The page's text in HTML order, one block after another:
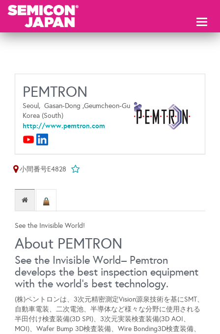
PEMTRON
Seoul, Gasan-Dong ,Geumcheon-Gu
Korea (South)
http://www.pemtron.com
小間番号E4828
See the Invisible World!
About PEMTRON
See the Invisible World– Pemtron
develops the best inspection equipment
with the world's best technology.
(株)ペントロンは、3次元精密測定Vision源泉技術を基にSMT、
自動車電装、二次電池、半導体など様々な分野に使用される
半田付け検査装備(3D SPI)、3次元実装検査装備(3D AOI、
MOI)、Wafer Bump 3D検査装備、Wire Bonding3D検査装備、